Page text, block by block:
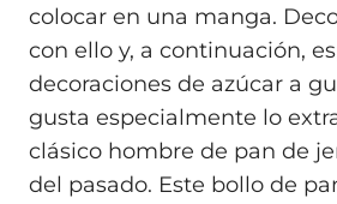
colocar en una manga.
con ello y, a continuación,
decoraciones de azúcar a
gusta especialmente lo
clásico hombre de pan de
del pasado. Este bollo de